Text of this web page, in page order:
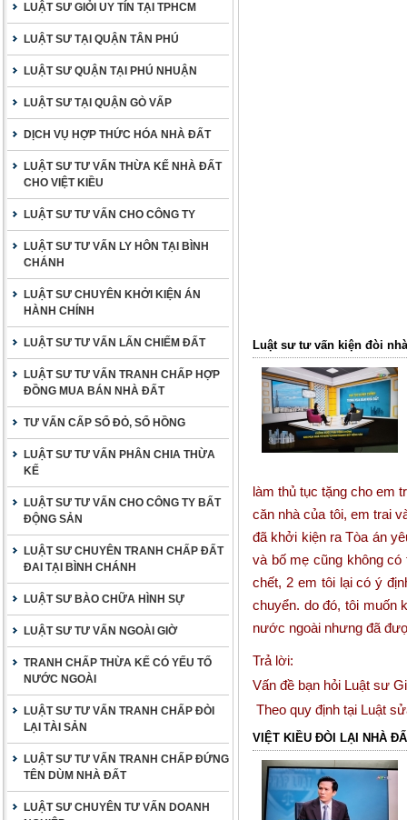
LUẬT SƯ GIỎI UY TÍN TẠI TPHCM
LUẬT SƯ TẠI QUẬN TÂN PHÚ
LUẬT SƯ QUẬN TẠI PHÚ NHUẬN
LUẬT SƯ TẠI QUẬN GÒ VẤP
DỊCH VỤ HỢP THỨC HÓA NHÀ ĐẤT
LUẬT SƯ TƯ VẤN THỪA KẾ NHÀ ĐẤT
CHO VIỆT KIỀU
LUẬT SƯ TƯ VẤN CHO CÔNG TY
LUẬT SƯ TƯ VẤN LY HÔN TẠI BÌNH
CHÁNH
LUẬT SƯ CHUYÊN KHỞI KIỆN ÁN
HÀNH CHÍNH
LUẬT SƯ TƯ VẤN LẤN CHIẾM ĐẤT
LUẬT SƯ TƯ VẤN TRANH CHẤP HỢP
ĐỒNG MUA BÁN NHÀ ĐẤT
TƯ VẤN CẤP SỔ ĐỎ, SỔ HỒNG
LUẬT SƯ TƯ VẤN PHÂN CHIA THỪA
KẾ
LUẬT SƯ TƯ VẤN CHO CÔNG TY BẤT
ĐỘNG SẢN
LUẬT SƯ CHUYÊN TRANH CHẤP ĐẤT
ĐAI TẠI BÌNH CHÁNH
LUẬT SƯ BÀO CHỮA HÌNH SỰ
LUẬT SƯ TƯ VẤN NGOÀI GIỜ
TRANH CHẤP THỪA KẾ CÓ YẾU TỐ
NƯỚC NGOÀI
LUẬT SƯ TƯ VẤN TRANH CHẤP ĐÒI
LẠI TÀI SẢN
LUẬT SƯ TƯ VẤN TRANH CHẤP ĐỨNG
TÊN DÙM NHÀ ĐẤT
LUẬT SƯ CHUYÊN TƯ VẤN DOANH
Luật sư tư vấn kiện đòi
làm thủ tục tặng cho em
căn nhà của tôi, em trai
đã khởi kiện ra Tòa án
và bố mẹ cũng không có
chết, 2 em tôi lại có ý
chuyển. do đó, tôi muốn
nước ngoài nhưng đã
Trả lời:
Vấn đề bạn hỏi Luật sư
Theo quy định tại Luật
VIỆT KIỀU ĐÒI LẠI NHÀ